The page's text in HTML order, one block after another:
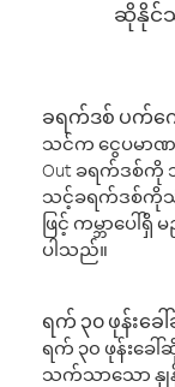
ဆိုနိုင်
ခရက်ဒစ် ပက်ကေ့
သင်က ငွေပမာ
Out ခရက်ဒစ်
သင့်ခရက်ဒစ်ကိုသုံ
ဖြင့် ကမ္ဘာပေ
ပါသည်။
ရက် ၃၀ ဖုန်းခ
ရက် ၃၀ ဖုန်းခေ
သက်သာသော နှုန်